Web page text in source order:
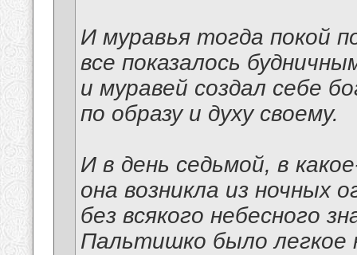
И муравья тогда покой
все показалось
и муравей создал себе
по образу и духу своему.
И в день седьмой, в
она возникла из ночных
без всякого небесного
Пальтишко было легкое